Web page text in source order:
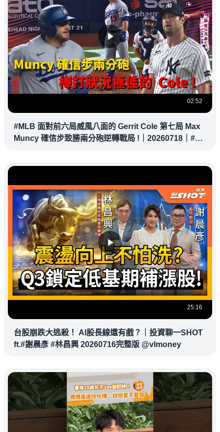
02:52
#MLB 面對前六局威風八面的 Gerrit Cole 第七局 Max
Muncy 確信步致勝兩分砲逆轉戰局 !｜20260718｜#洛
25:16
台股崩跌大逃殺！ AI股長線還有戲？｜投資聊一SHOT
ft.#謝晨彥 #林昌興 20260716完整版 @vlmoney